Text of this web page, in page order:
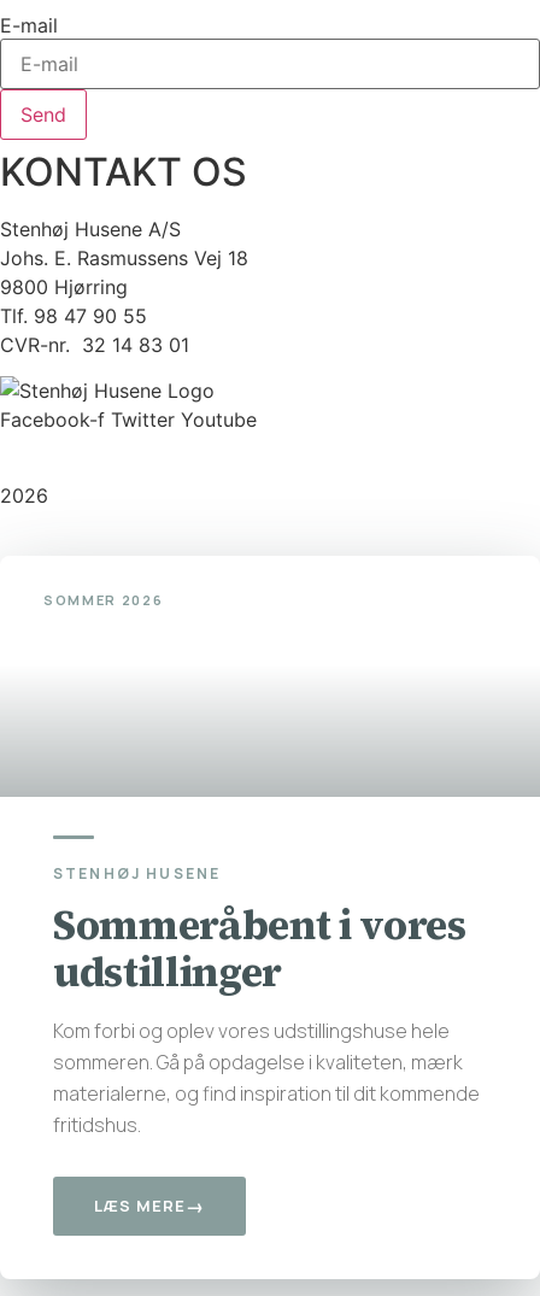
E-mail
Send
KONTAKT OS
Stenhøj Husene A/S
Johs. E. Rasmussens Vej 18
9800 Hjørring
Tlf. 98 47 90 55
CVR-nr. 32 14 83 01
Facebook-f Twitter Youtube
2026
SOMMER 2026
STENHØJ HUSENE
Sommeråbent i vores
udstillinger
Kom forbi og oplev vores udstillingshuse hele
sommeren. Gå på opdagelse i kvaliteten, mærk
materialerne, og find inspiration til dit kommende
fritidshus.
LÆS MERE →